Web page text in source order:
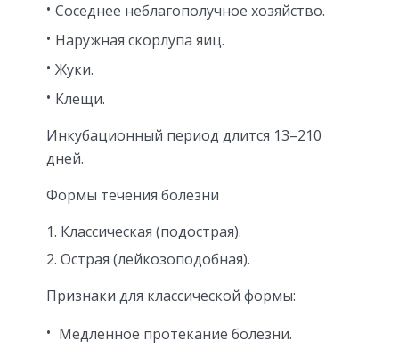
Соседнее неблагополучное хозяйство.
Наружная скорлупа яиц.
Жуки.
Клещи.
Инкубационный период длится 13–210
дней.
Формы течения болезни
Классическая (подострая).
Острая (лейкозоподобная).
Признаки для классической формы:
Медленное протекание болезни.